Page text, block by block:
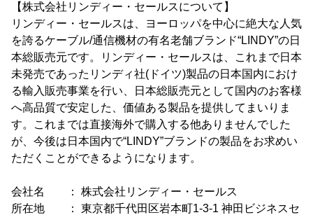
【株式会社リンディー・セールスについて】
リンディー・セールスは、ヨーロッパを中心に絶大な人気
を誇るケーブル/通信機材の有名老舗ブランド“LINDY”の日
本総販売元です。リンディー・セールスは、これまで日本
未発売であったリンディ社(ドイツ)製品の日本国内におけ
る輸入販売事業を行い、日本総販売元として国内のお客様
へ高品質で安定した、価値ある製品を提供してまいりま
す。これまでは直接海外で購入する他ありませんでした
が、今後は日本国内で“LINDY”ブランドの製品をお求めい
ただくことができるようになります。
会社名 ： 株式会社リンディー・セールス
所在地 ： 東京都千代田区岩本町1-3-1 神田ビジネスセ